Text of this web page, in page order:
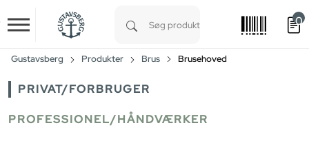
Skip to main content
0
Gustavsberg Produkter Brus Brusehoved
PRIVAT/FORBRUGER
PROFESSIONEL/HÅNDVÆRKER